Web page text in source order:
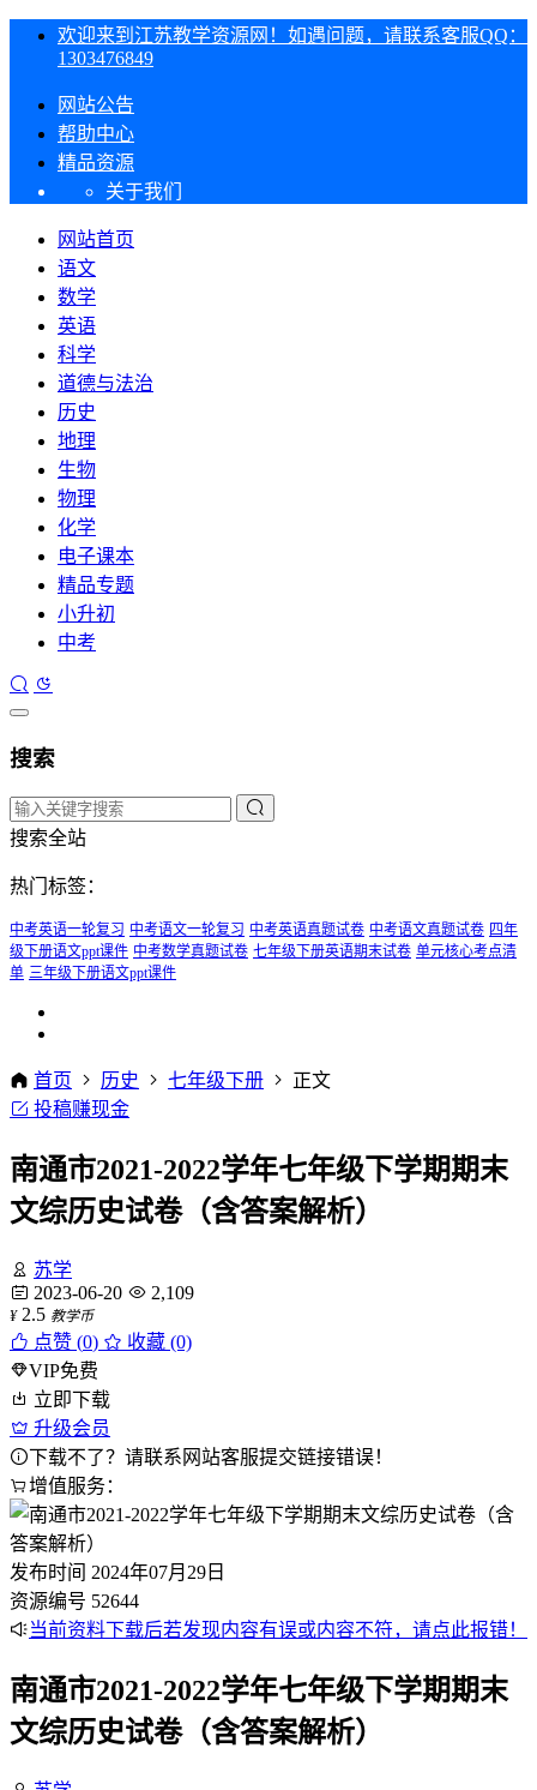
欢迎来到江苏教学资源网！如遇问题，请联系客服QQ：
1303476849
网站公告
帮助中心
精品资源
关于我们
网站首页
语文
数学
英语
科学
道德与法治
历史
地理
生物
物理
化学
电子课本
精品专题
小升初
中考
搜索
搜索全站
热门标签：
中考英语一轮复习 中考语文一轮复习 中考英语真题试卷 中考语文真题试卷 四年
级下册语文ppt课件 中考数学真题试卷 七年级下册英语期末试卷 单元核心考点清
单 三年级下册语文ppt课件
首页 历史 七年级下册
正文
投稿赚现金
南通市2021-2022学年七年级下学期期末
文综历史试卷（含答案解析）
苏学
2023-06-20
2,109
¥ 2.5 教学币
点赞 (0)
收藏 (0)
VIP免费
立即下载
升级会员
下载不了？请联系网站客服提交链接错误！
增值服务：
发布时间 2024年07月29日
资源编号 52644
当前资料下载后若发现内容有误或内容不符，请点此报错！
南通市2021-2022学年七年级下学期期末
文综历史试卷（含答案解析）